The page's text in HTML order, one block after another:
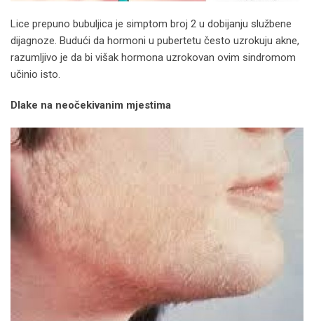
Lice prepuno bubuljica je simptom broj 2 u dobijanju službene
dijagnoze. Budući da hormoni u pubertetu često uzrokuju akne,
razumljivo je da bi višak hormona uzrokovan ovim sindromom
učinio isto.
Dlake na neočekivanim mjestima